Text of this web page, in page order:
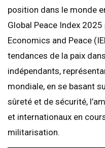
position dans le monde
Global Peace Index
Economics and Peace
tendances de la paix
indépendants,
mondiale, en se basant
sûreté et de sécurité,
et internationaux en
militarisation.